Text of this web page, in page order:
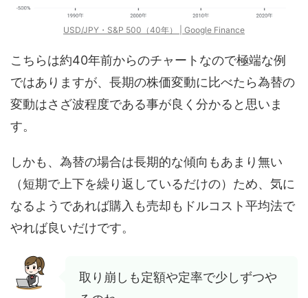
USD/JPY・S&P 500（40年） | Google Finance
こちらは約40年前からのチャートなので極端な例
ではありますが、長期の株価変動に比べたら為替の
変動はさざ波程度である事が良く分かると思いま
す。
しかも、為替の場合は長期的な傾向もあまり無い
（短期で上下を繰り返しているだけの）ため、気に
なるようであれば購入も売却もドルコスト平均法で
やれば良いだけです。
取り崩しも定額や定率で少しずつや